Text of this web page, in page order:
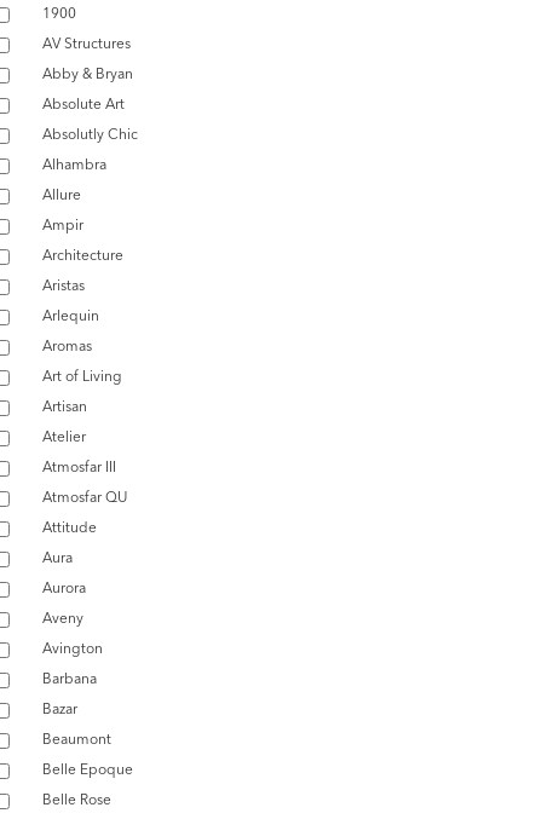
1900
AV Structures
Abby & Bryan
Absolute Art
Absolutly Chic
Alhambra
Allure
Ampir
Architecture
Aristas
Arlequin
Aromas
Art of Living
Artisan
Atelier
Atmosfar III
Atmosfar QU
Attitude
Aura
Aurora
Aveny
Avington
Barbana
Bazar
Beaumont
Belle Epoque
Belle Rose